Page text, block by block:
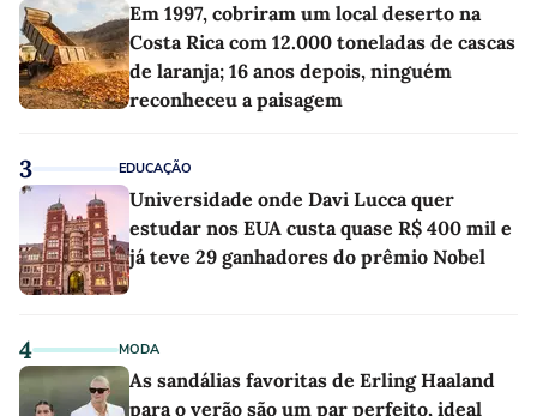
Em 1997, cobriram um local deserto na
Costa Rica com 12.000 toneladas de cascas
de laranja; 16 anos depois, ninguém
reconheceu a paisagem
3 EDUCAÇÃO
Universidade onde Davi Lucca quer
estudar nos EUA custa quase R$ 400 mil e
já teve 29 ganhadores do prêmio Nobel
4 MODA
As sandálias favoritas de Erling Haaland
para o verão são um par perfeito, ideal